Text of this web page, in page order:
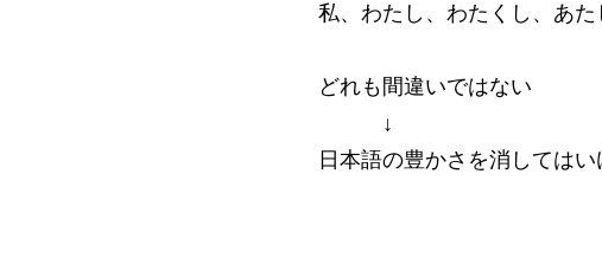
私、わたし、わたくし、あ
どれも間違いではない
↓
日本語の豊かさを消してはい